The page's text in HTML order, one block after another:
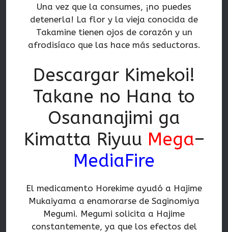
Una vez que la consumes, ¡no puedes
detenerla! La flor y la vieja conocida de
Takamine tienen ojos de corazón y un
afrodisíaco que las hace más seductoras.
Descargar Kimekoi!
Takane no Hana to
Osananajimi ga
Kimatta Riyuu Mega–
MediaFire
El medicamento Horekime ayudó a Hajime
Mukaiyama a enamorarse de Saginomiya
Megumi. Megumi solicita a Hajime
constantemente, ya que los efectos del